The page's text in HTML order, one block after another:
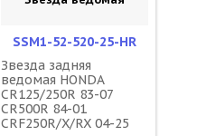
SSM1-52-520-25-HR
Звезда задняя
ведомая HONDA
CR125/250R 83-07
CR500R 84-01
CRF250R/X/RX 04-25